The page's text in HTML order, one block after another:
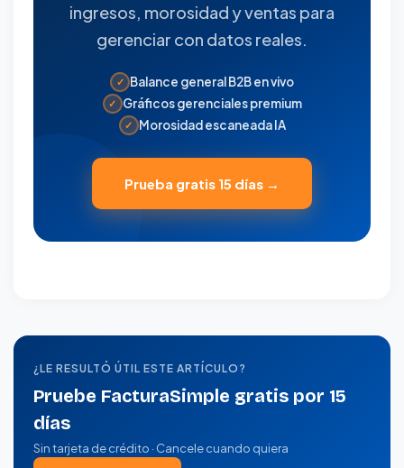
ingresos, morosidad y ventas para
gerenciar con datos reales.
✓ Balance general B2B en vivo
✓ Gráficos gerenciales premium
✓ Morosidad escaneada IA
Prueba gratis 15 días →
¿LE RESULTÓ ÚTIL ESTE ARTÍCULO?
Pruebe FacturaSimple gratis por 15
días
Sin tarjeta de crédito · Cancele cuando quiera